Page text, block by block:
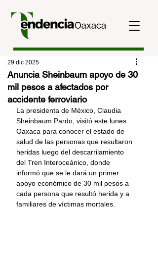
Anuncia Sheinbaum apoyo de 30
mil pesos a afectados por
accidente ferroviario
29 dic 2025
La presidenta de México, Claudia
Sheinbaum Pardo, visitó este lunes
Oaxaca para conocer el estado de
salud de las personas que resultaron
heridas luego del descarrilamiento
del Tren Interoceánico, donde
informó que se le dará un primer
apoyo económico de 30 mil pesos a
cada persona que resultó herida y a
familiares de víctimas mortales.